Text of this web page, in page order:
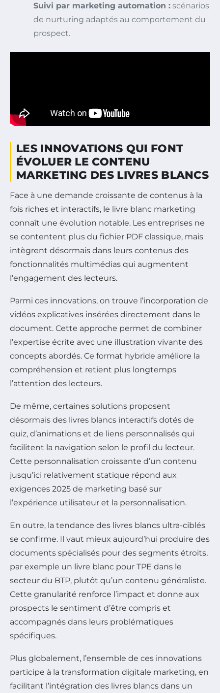
Suivi par marketing automation : scénarios
de nurturing adaptés au comportement du
prospect.
LES INNOVATIONS QUI FONT
ÉVOLUER LE CONTENU
MARKETING DES LIVRES BLANCS
Face à une demande croissante de contenus à la
fois riches et interactifs, le livre blanc marketing
connaît une évolution notable. Les entreprises ne
se contentent plus du fichier PDF classique, mais
intègrent désormais dans leurs contenus des
fonctionnalités multimédias qui augmentent
l’engagement des lecteurs.
Parmi ces innovations, on trouve l’incorporation de
vidéos explicatives insérées directement dans le
document. Cette approche permet de combiner
l’expertise écrite avec une illustration vivante des
concepts abordés. Ce format hybride améliore la
compréhension et retient plus longtemps
l’attention des lecteurs.
De même, certaines solutions proposent
désormais des livres blancs interactifs dotés de
quiz, d’animations et de liens personnalisés qui
facilitent la navigation selon le profil du lecteur.
Cette personnalisation croissante d’un contenu
jusqu’ici relativement statique répond aux
exigences 2025 de marketing basé sur
l’expérience utilisateur et la personnalisation.
En outre, la tendance des livres blancs ultra-ciblés
se confirme. Il vaut mieux aujourd’hui produire des
documents spécialisés pour des segments étroits,
par exemple un livre blanc pour TPE dans le
secteur du BTP, plutôt qu’un contenu généraliste.
Cette granularité renforce l’impact et donne aux
prospects le sentiment d’être compris et
accompagnés dans leurs problématiques
spécifiques.
Plus globalement, l’ensemble de ces innovations
participe à la transformation digitale marketing, en
facilitant l’intégration des livres blancs dans un